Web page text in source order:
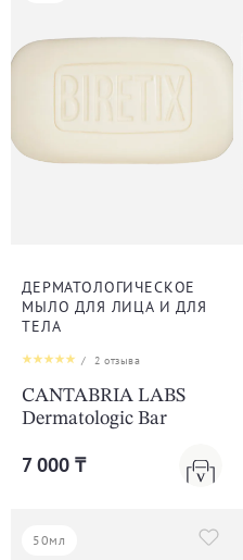
ДЕРМАТОЛОГИЧЕСКОЕ
МЫЛО ДЛЯ ЛИЦА И ДЛЯ
ТЕЛА
/ 2 отзыва
CANTABRIA LABS
Dermatologic Bar
7 000 ₸
50мл